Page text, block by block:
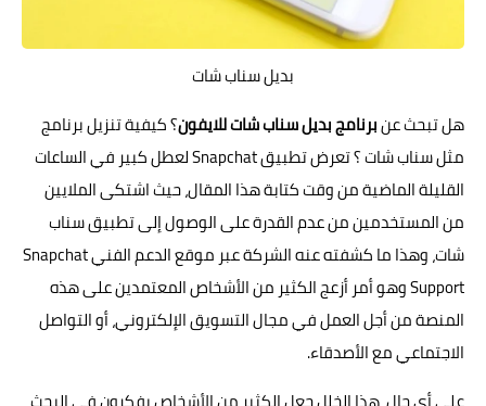
بديل سناب شات
هل تبحث عنبرنامج بديل سناب شات للايفون؟ كيفية تنزيل برنامج
مثلسناب شات
؟ تعرض تطبيق Snapchat لعطل كبير في الساعات
القليلة الماضية من وقت كتابة هذا المقال، حيث اشتكى الملايين
من المستخدمين من عدم القدرة على الوصول إلى تطبيق سناب
شات، وهذا ما كشفته عنه الشركة عبر موقع الدعم الفنيSnapchat
Supportوهو أمر أزعج الكثير من الأشخاص المعتمدين على هذه
المنصة من أجل العمل في مجال التسويق الإلكتروني، أو التواصل
الاجتماعي مع الأصدقاء.